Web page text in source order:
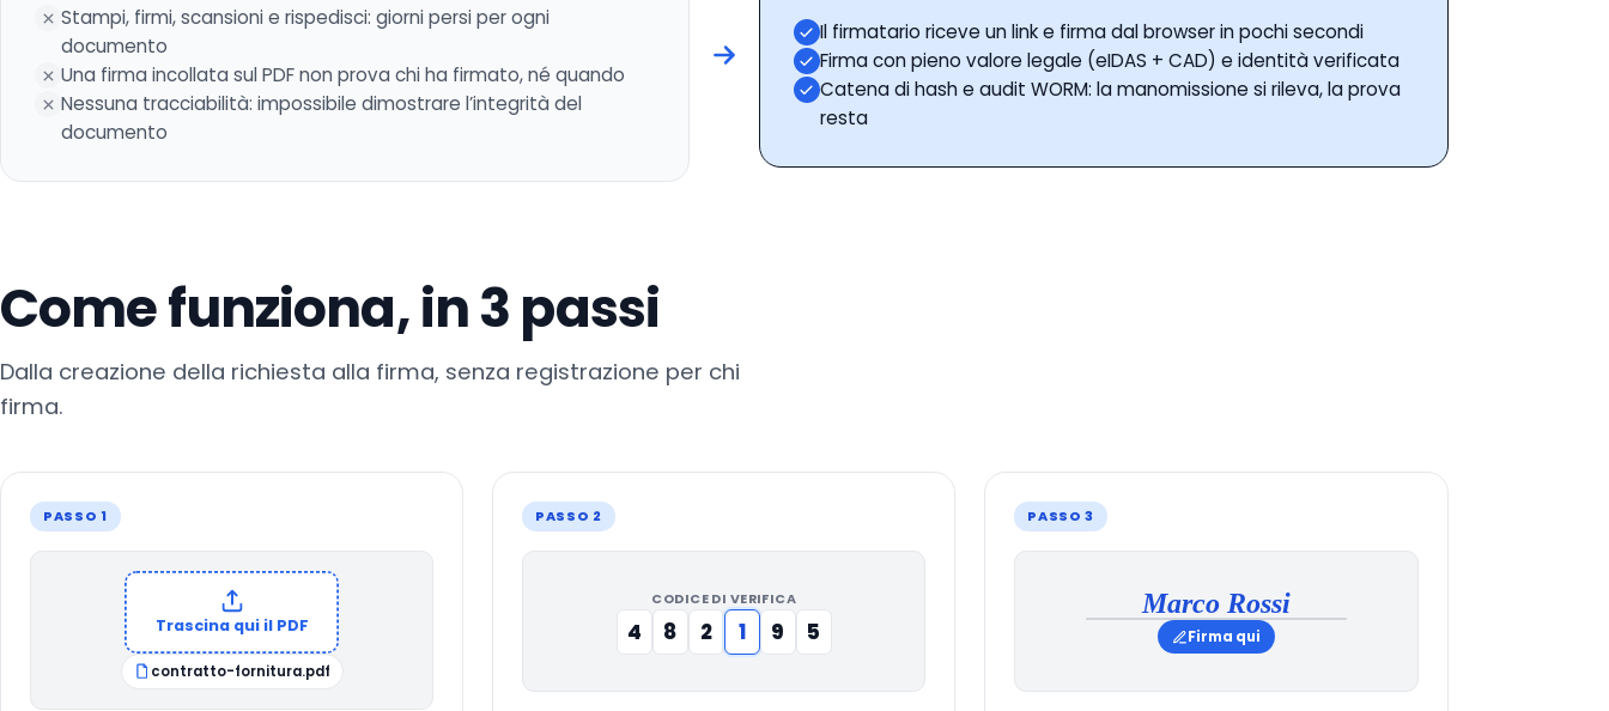
Stampi, firmi, scansioni e rispedisci: giorni persi per ogni
documento
Una firma incollata sul PDF non prova chi ha firmato, né quando
Nessuna tracciabilità: impossibile dimostrare l’integrità del
documento
Il firmatario riceve un link e firma dal browser in pochi secondi
Firma con pieno valore legale (eIDAS + CAD) e identità verificata
Catena di hash e audit WORM: la manomissione si rileva, la prova
resta
Come funziona, in 3 passi
Dalla creazione della richiesta alla firma, senza registrazione per chi
firma.
PASSO 1
Trascina qui il PDF
contratto-fornitura.pdf
PASSO 2
CODICE DI VERIFICA
4 8 2 1 9 5
PASSO 3
Marco Rossi
Firma qui